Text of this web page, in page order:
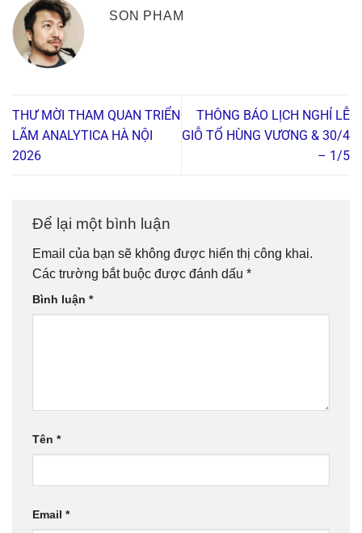
SON PHAM
THƯ MỜI THAM QUAN TRIỂN
LÃM ANALYTICA HÀ NỘI
2026
THÔNG BÁO LỊCH NGHỈ LỄ
GIỖ TỔ HÙNG VƯƠNG & 30/4
– 1/5
Để lại một bình luận
Email của bạn sẽ không được hiển thị công khai.
Các trường bắt buộc được đánh dấu *
Bình luận *
Tên *
Email *